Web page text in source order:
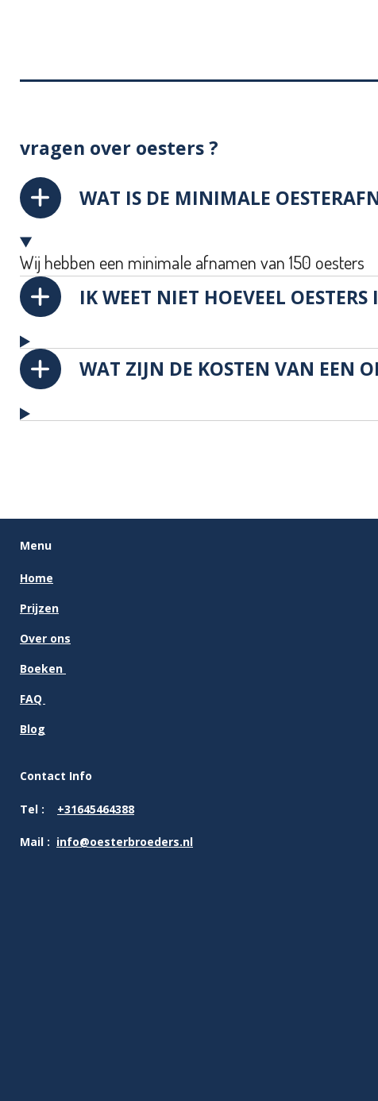
vragen over oesters ?
WAT IS DE MINIMALE
Wij hebben een minimale afnamen van 150 oesters
IK WEET NIET HOEVEEL
WAT ZIJN DE KOSTEN VAN EEN
Menu
Home
Prijzen
Over ons
Boeken
FAQ
Blog
Contact Info
Tel : +31645464388
Mail : info@oesterbroeders.nl